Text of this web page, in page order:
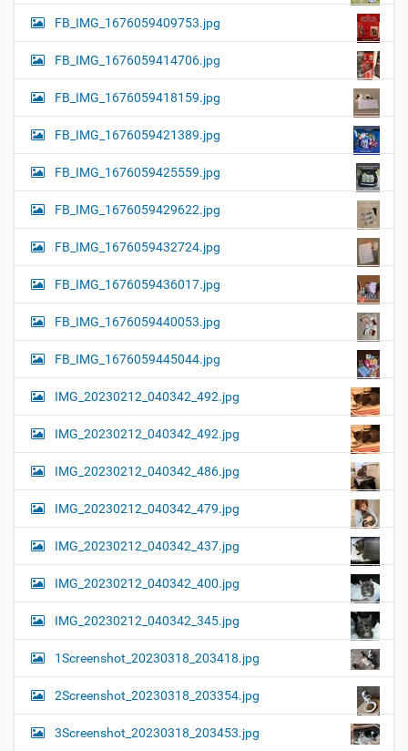
FB_IMG_1676059409753.jpg
FB_IMG_1676059414706.jpg
FB_IMG_1676059418159.jpg
FB_IMG_1676059421389.jpg
FB_IMG_1676059425559.jpg
FB_IMG_1676059429622.jpg
FB_IMG_1676059432724.jpg
FB_IMG_1676059436017.jpg
FB_IMG_1676059440053.jpg
FB_IMG_1676059445044.jpg
IMG_20230212_040342_492.jpg
IMG_20230212_040342_492.jpg
IMG_20230212_040342_486.jpg
IMG_20230212_040342_479.jpg
IMG_20230212_040342_437.jpg
IMG_20230212_040342_400.jpg
IMG_20230212_040342_345.jpg
1Screenshot_20230318_203418.jpg
2Screenshot_20230318_203354.jpg
3Screenshot_20230318_203453.jpg